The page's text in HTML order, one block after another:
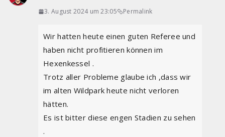
3. August 2024 um 23:05 Permalink
Wir hatten heute einen guten Referee und
haben nicht profitieren können im
Hexenkessel .
Trotz aller Probleme glaube ich ,dass wir
im alten Wildpark heute nicht verloren
hätten.
Es ist bitter diese engen Stadien zu sehen
.